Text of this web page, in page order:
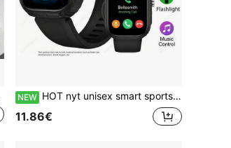
NEW HOT nyt unisex smart sportsur, understøtter flere sprog, trådløse opkald/beskednotifikationer/alarm/musik/kamera/flere sportsfunktioner, LED-udendørslys, tilpaselig urskive, ideelt gavevalg til forskellige helligdage
11.86€